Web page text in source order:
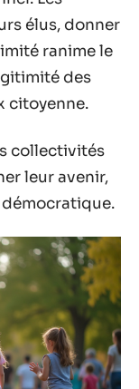
élus, donner
ranime le
des
citoyenne.
collectivités
leur avenir,
démocratique.